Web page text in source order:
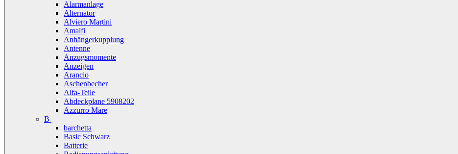
Alarmanlage
Alternator
Alviero Martini
Amalfi
Anhängerkupplung
Antenne
Anzugsmomente
Anzeigen
Arancio
Aschenbecher
Alfa-Teile
Abdeckplane 5908202
Azzurro Mare
B
barchetta
Basic Schwarz
Batterie